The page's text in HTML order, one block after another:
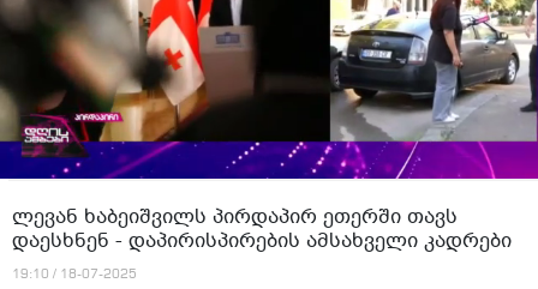
ლევან ხაბეიშვილს პირდაპირ ეთერში თავს
დაესხნენ - დაპირისპირების ამსახველი კადრები
19:10 / 18-07-2025